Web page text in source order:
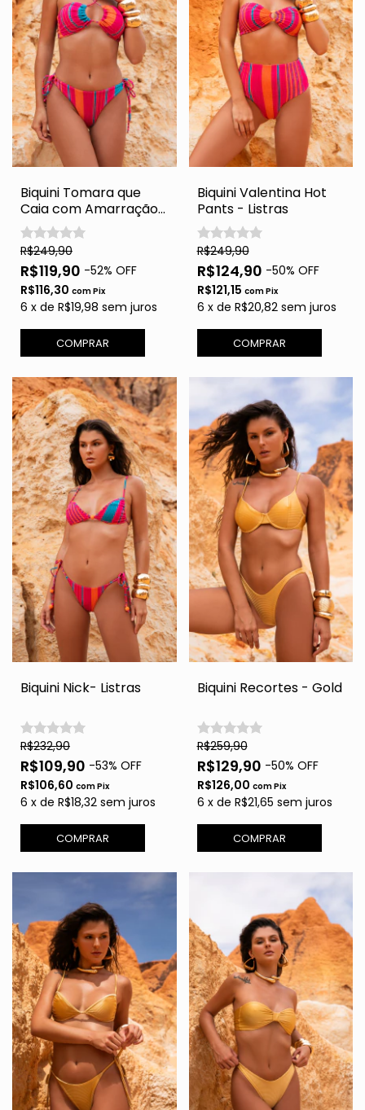
Biquini Tomara que
Caia com Amarração
- Listras
R$249,90
R$119,90 -52% OFF
R$116,30 comPix
6 x de R$19,98 sem juros
COMPRAR
Biquini Valentina Hot
Pants - Listras
R$249,90
R$124,90 -50% OFF
R$121,15 comPix
6 x de R$20,82 sem juros
COMPRAR
Biquini Nick- Listras
R$232,90
R$109,90 -53% OFF
R$106,60 comPix
6 x de R$18,32 sem juros
COMPRAR
Biquini Recortes - Gold
R$259,90
R$129,90 -50% OFF
R$126,00 comPix
6 x de R$21,65 sem juros
COMPRAR